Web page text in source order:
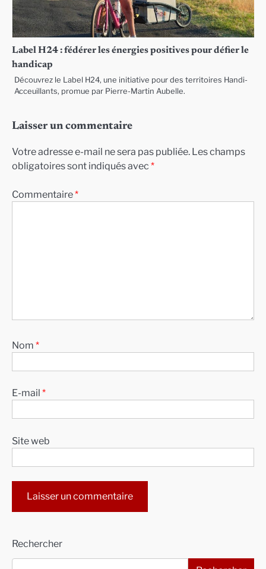
Label H24 : fédérer les énergies positives pour défier le
handicap
Découvrez le Label H24, une initiative pour des territoires Handi-
Acceuillants, promue par Pierre-Martin Aubelle.
Laisser un commentaire
Votre adresse e-mail ne sera pas publiée. Les champs
obligatoires sont indiqués avec *
Commentaire*
Nom *
E-mail *
Site web
Rechercher